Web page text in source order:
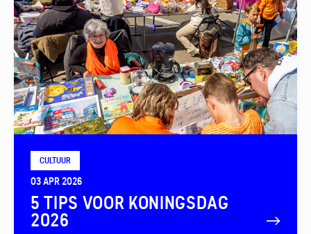
CULTUUR
03 APR 2026
5 TIPS VOOR KONINGSDAG
2026